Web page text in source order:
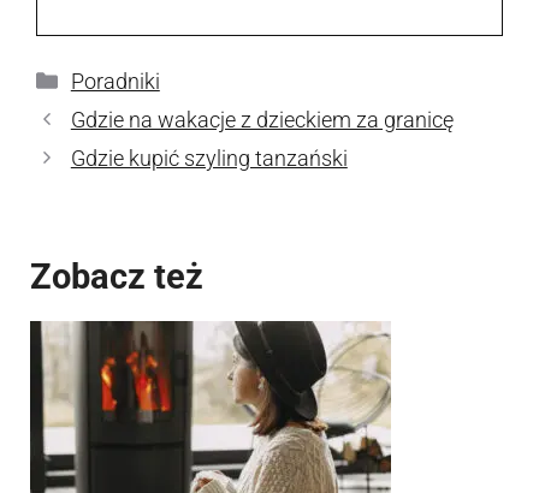
Kategorie
Poradniki
Gdzie na wakacje z dzieckiem za granicę
Gdzie kupić szyling tanzański
Zobacz też